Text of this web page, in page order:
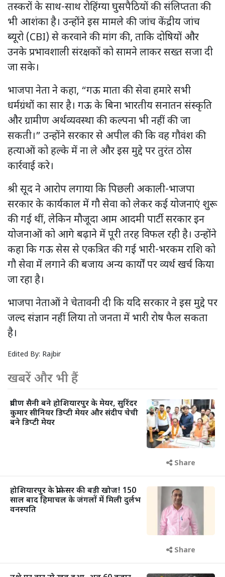
तस्करों के साथ-साथ रोहिंग्या घुसपैठियों की संलिप्तता की
भी आशंका है। उन्होंने इस मामले की जांच केंद्रीय जांच
ब्यूरो (CBI) से करवाने की मांग की, ताकि दोषियों और
उनके प्रभावशाली संरक्षकों को सामने लाकर सख्त सजा दी
जा सके।
भाजपा नेता ने कहा, “गऊ माता की सेवा हमारे सभी
धर्मग्रंथों का सार है। गऊ के बिना भारतीय सनातन संस्कृति
और ग्रामीण अर्थव्यवस्था की कल्पना भी नहीं की जा
सकती।” उन्होंने सरकार से अपील की कि वह गौवंश की
हत्याओं को हल्के में ना ले और इस मुद्दे पर तुरंत ठोस
कार्रवाई करे।
श्री सूद ने आरोप लगाया कि पिछली अकाली-भाजपा
सरकार के कार्यकाल में गौ सेवा को लेकर कई योजनाएं शुरू
की गई थीं, लेकिन मौजूदा आम आदमी पार्टी सरकार इन
योजनाओं को आगे बढ़ाने में पूरी तरह विफल रही है। उन्होंने
कहा कि गऊ सेस से एकत्रित की गई भारी-भरकम राशि को
गौ सेवा में लगाने की बजाय अन्य कार्यों पर व्यर्थ खर्च किया
जा रहा है।
भाजपा नेताओं ने चेतावनी दी कि यदि सरकार ने इस मुद्दे पर
जल्द संज्ञान नहीं लिया तो जनता में भारी रोष फैल सकता
है।
Edited By: Rajbir
खबरें और भी हैं
प्रवीण सैनी बने होशियारपुर के मेयर, सुरिंदर
कुमार सीनियर डिप्टी मेयर और संदीप चेची
बने डिप्टी मेयर
Share
होशियारपुर के प्रोफेसर की बड़ी खोज! 150
साल बाद हिमाचल के जंगलों में मिली दुर्लभ
वनस्पति
Share